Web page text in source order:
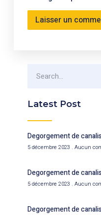
Latest Post
Degorgement de
5 décembre 2023 Aucun
Degorgement de
5 décembre 2023 Aucun
Degorgement de